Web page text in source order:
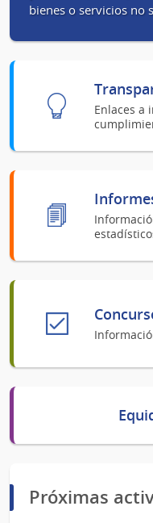
bienes o servicios no
Enlaces a
Próximas